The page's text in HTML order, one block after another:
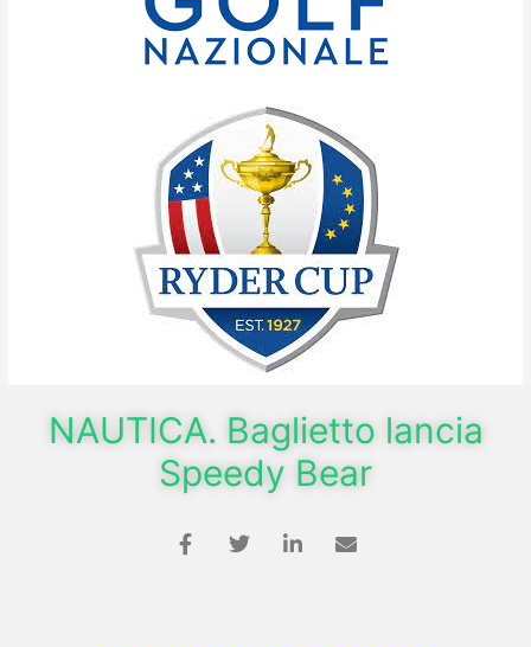
NAUTICA. Baglietto lancia
Speedy Bear